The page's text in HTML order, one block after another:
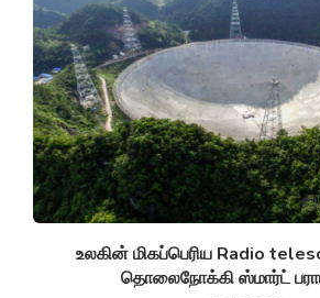
உலகின் மிகப்பெரிய Radio
தொலைநோக்கி ஸ்மார்ட்